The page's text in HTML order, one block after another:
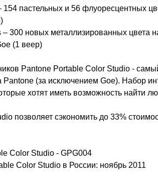
пастельных и 56 флуоресцентных
300 новых металлизированных цвета
(1 веер)
Pantone Portable Color Studio -
Pantone (за исключением Goe). Набор
хотят иметь возможность найти
позволяет сэкономить до 33%
Color Studio - GPG004
Color Studio в России: ноябрь 2011